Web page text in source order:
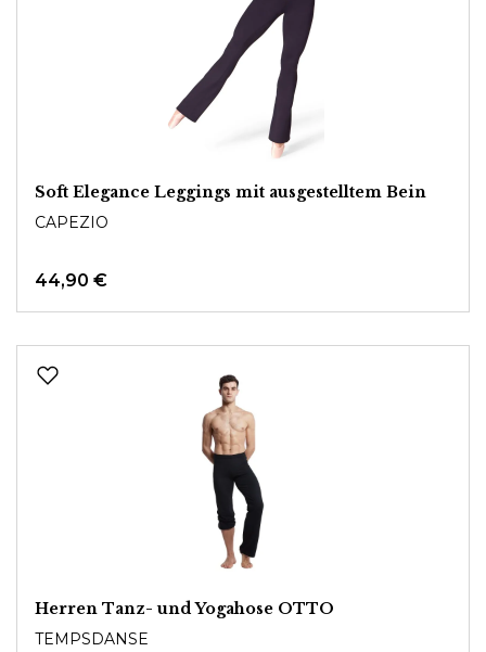
Soft Elegance Leggings mit ausgestelltem Bein
CAPEZIO
44,90 €
Herren Tanz- und Yogahose OTTO
TEMPSDANSE